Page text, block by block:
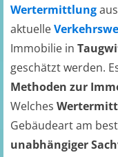
Wertermittlung
aktuelle
Immobilie in
geschätzt werden.
Methoden zur
Welches
Gebäudeart am
unabhängiger